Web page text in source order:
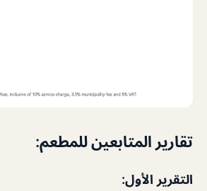
تقارير المتابعين للمطعم:
التقرير الأول: